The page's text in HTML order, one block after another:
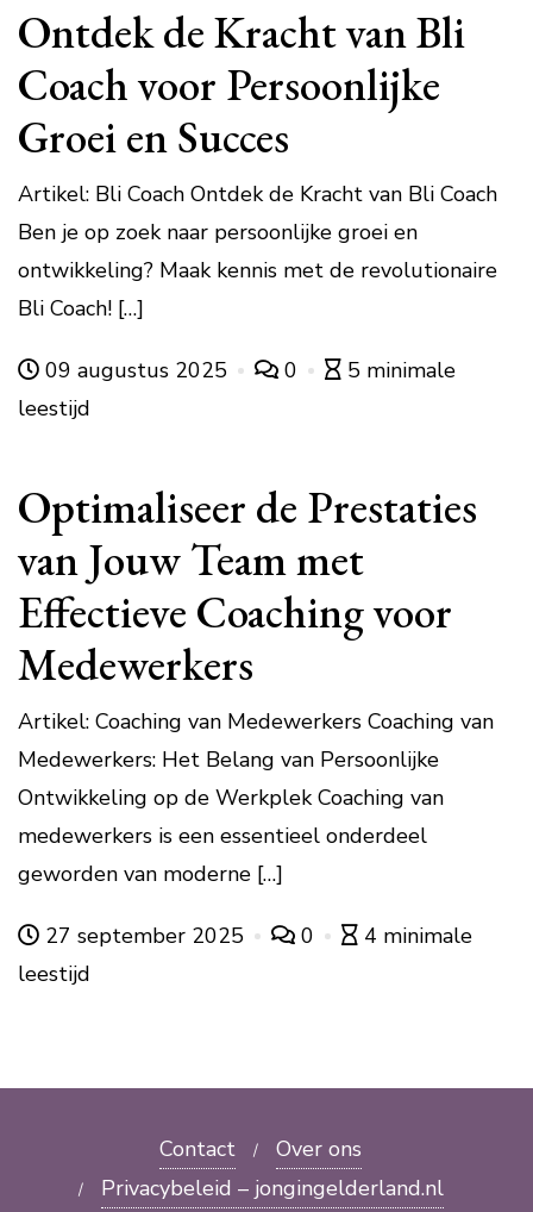
Ontdek de Kracht van Bli
Coach voor Persoonlijke
Groei en Succes
Artikel: Bli Coach Ontdek de Kracht van Bli Coach
Ben je op zoek naar persoonlijke groei en
ontwikkeling? Maak kennis met de revolutionaire
Bli Coach! […]
09 augustus 2025 0
5 minimale
leestijd
Optimaliseer de Prestaties
van Jouw Team met
Effectieve Coaching voor
Medewerkers
Artikel: Coaching van Medewerkers Coaching van
Medewerkers: Het Belang van Persoonlijke
Ontwikkeling op de Werkplek Coaching van
medewerkers is een essentieel onderdeel
geworden van moderne […]
27 september 2025 0
4 minimale
leestijd
Contact
Over ons
Privacybeleid – jongingelderland.nl